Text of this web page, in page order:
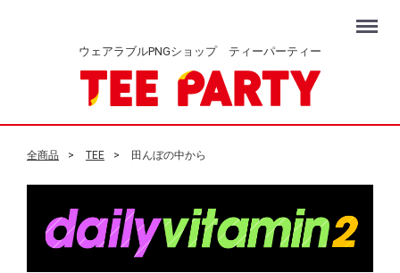
ウェアラブルPNGショップ ティーパーティー
Menu
全商品 TEE 田んぼの中から